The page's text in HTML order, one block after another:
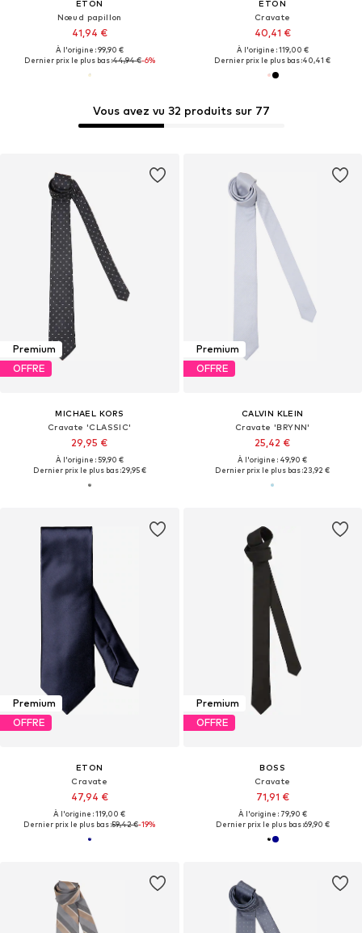
ETON
Nœud papillon
41,94 €
À l'origine : 99,90 €
Dernier prix le plus bas :44,94 €-6%
ETON
Cravate
40,41 €
À l'origine : 119,00 €
Dernier prix le plus bas :40,41 €
Premium
OFFRE
MICHAEL KORS
Cravate 'CLASSIC'
29,95 €
À l'origine : 59,90 €
Dernier prix le plus bas :29,95 €
Vous avez vu 32 produits sur 77
Premium
OFFRE
CALVIN KLEIN
Cravate 'BRYNN'
25,42 €
À l'origine : 49,90 €
Dernier prix le plus bas :23,92 €
Premium
OFFRE
ETON
Cravate
47,94 €
À l'origine : 119,00 €
Dernier prix le plus bas :59,42 €-19%
Premium
OFFRE
BOSS
Cravate
71,91 €
À l'origine : 79,90 €
Dernier prix le plus bas :69,90 €